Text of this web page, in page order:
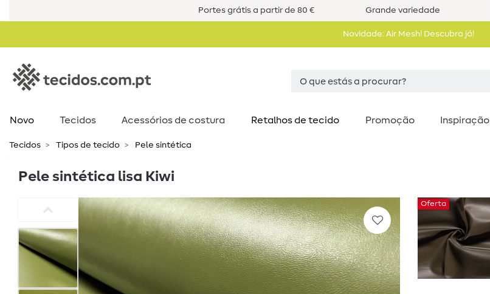
Portes grátis a partir de 80 € Grande variedade
Novidade: Air Mesh! Descubra já!
Novo Tecidos Acessórios de costura​ Retalhos de tecido Promoção Inspiração
Tecidos Tipos de tecido Pele sintética
Pele sintética lisa Kiwi
Oferta